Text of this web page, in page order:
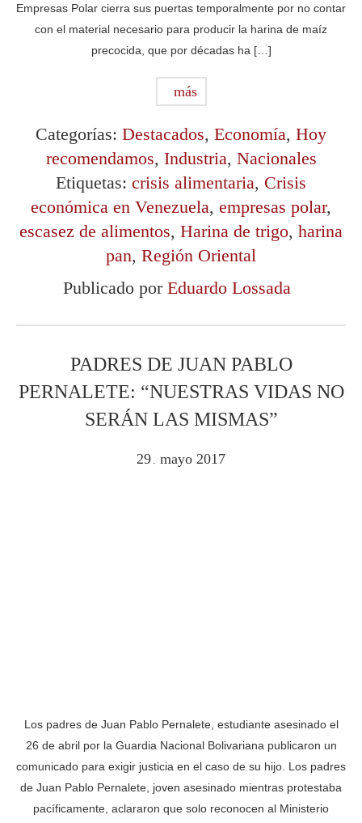
Empresas Polar cierra sus puertas temporalmente por no contar
con el material necesario para producir la harina de maíz
precocida, que por décadas ha […]
más
Categorías: Destacados, Economía, Hoy
recomendamos, Industria, Nacionales
Etiquetas: crisis alimentaria, Crisis
económica en Venezuela, empresas polar,
escasez de alimentos, Harina de trigo, harina
pan, Región Oriental
Publicado por Eduardo Lossada
PADRES DE JUAN PABLO
PERNALETE: “NUESTRAS VIDAS NO
SERÁN LAS MISMAS”
29 mayo 2017
Los padres de Juan Pablo Pernalete, estudiante asesinado el
26 de abril por la Guardia Nacional Bolivariana publicaron un
comunicado para exigir justicia en el caso de su hijo. Los padres
de Juan Pablo Pernalete, joven asesinado mientras protestaba
pacíficamente, aclararon que solo reconocen al Ministerio